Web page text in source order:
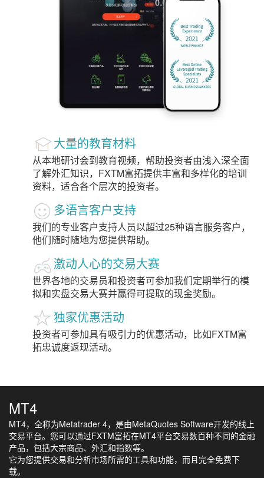
大量的教育材料
从本地研讨会到教育视频，帮助投资者由浅入深全面
了解外汇知识，FXTM富拓提供丰富和多样化的培训
资料，适合各个层次的投资者。
多语言客户支持
我们的专业客户支持人员以超过25种语言服务客户，
他们随时随地为您提供帮助。
激动人心的交易大赛
世界各地的交易员和投资者可参加我们定期举行的模
拟和实盘交易大赛并赢得可提取的现金奖励。
独家优惠活动
投资者可参加具有吸引力的优惠活动，比如FXTM富
拓忠诚度返现活动。
MT4
MT4，全称为Metatrader 4，是由MetaQuotes Software开发的线上
交易平台。您可以通过FXTM富拓在MT4平台交易数百种不同的金融
产品，包括大宗商品、外汇和指数等。
它为您提供交易和分析市场所需的工具和功能，而且完全免费下
载。